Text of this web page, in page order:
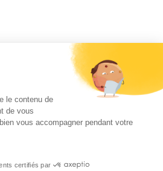
légales 2025-2026 Tout droits réservés
le contenu de
de vous
vous accompagner pendant votre
certifiés par